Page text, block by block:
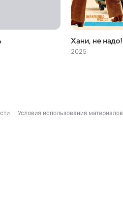
Хани, не надо!
2025
Условия использования материалов